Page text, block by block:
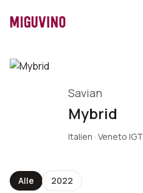
Miguvino
Produktdetails
Savian
Mybrid
Italien · Veneto IGT
Alle 2022